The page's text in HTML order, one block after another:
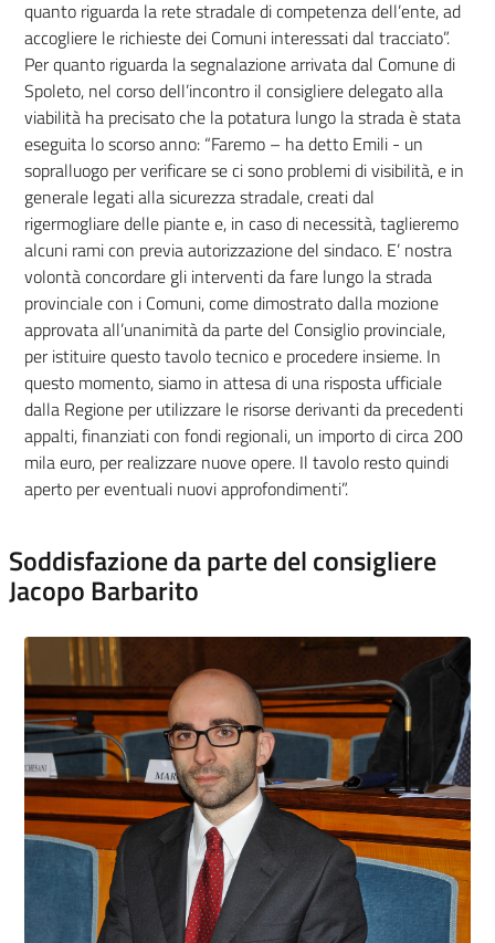
quanto riguarda la rete stradale di competenza dell’ente, ad
accogliere le richieste dei Comuni interessati dal tracciato”.
Per quanto riguarda la segnalazione arrivata dal Comune di
Spoleto, nel corso dell’incontro il consigliere delegato alla
viabilità ha precisato che la potatura lungo la strada è stata
eseguita lo scorso anno: “Faremo – ha detto Emili - un
sopralluogo per verificare se ci sono problemi di visibilità, e in
generale legati alla sicurezza stradale, creati dal
rigermogliare delle piante e, in caso di necessità, taglieremo
alcuni rami con previa autorizzazione del sindaco. E’ nostra
volontà concordare gli interventi da fare lungo la strada
provinciale con i Comuni, come dimostrato dalla mozione
approvata all’unanimità da parte del Consiglio provinciale,
per istituire questo tavolo tecnico e procedere insieme. In
questo momento, siamo in attesa di una risposta ufficiale
dalla Regione per utilizzare le risorse derivanti da precedenti
appalti, finanziati con fondi regionali, un importo di circa 200
mila euro, per realizzare nuove opere. Il tavolo resto quindi
aperto per eventuali nuovi approfondimenti”.
Soddisfazione da parte del consigliere
Jacopo Barbarito